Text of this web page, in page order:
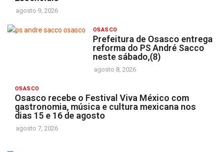
agosto 9, 2026
OSASCO
Prefeitura de Osasco entrega
reforma do PS André Sacco
neste sábado,(8)
agosto 8, 2026
OSASCO
Osasco recebe o Festival Viva México com
gastronomia, música e cultura mexicana nos
dias 15 e 16 de agosto
agosto 7, 2026